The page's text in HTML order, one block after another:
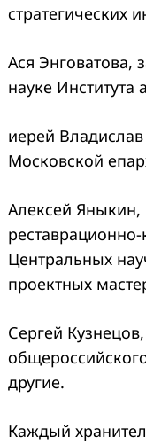
стратегических
Ася Энговатова,
науке Института
иерей
Московской
Алексей
Центральных
проектных
Сергей
другие.
Каждый